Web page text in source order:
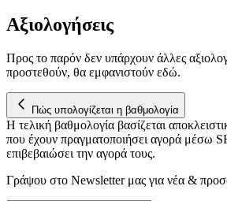
Αξιολογήσεις
Προς το παρόν δεν υπάρχουν άλλες
προστεθούν, θα εμφανιστούν εδώ.
Πώς υπολογίζεται η βαθμολογία
Η τελική βαθμολογία βασίζεται
που έχουν πραγματοποιήσει αγορά μέσω
επιβεβαιώσει την αγορά τους.
Γράψου στο Νewsletter μας για νέα &